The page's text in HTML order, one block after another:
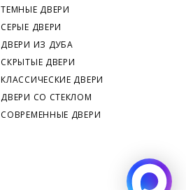
ТЕМНЫЕ ДВЕРИ
СЕРЫЕ ДВЕРИ
ДВЕРИ ИЗ ДУБА
СКРЫТЫЕ ДВЕРИ
КЛАССИЧЕСКИЕ ДВЕРИ
ДВЕРИ СО СТЕКЛОМ
СОВРЕМЕННЫЕ ДВЕРИ